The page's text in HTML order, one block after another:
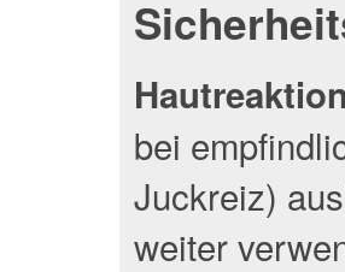
bei
Juckreiz)
weiter